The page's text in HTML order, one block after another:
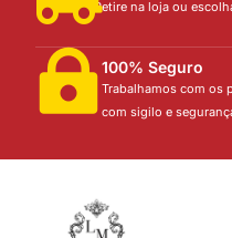
Retire na loja ou
100% Seguro
Trabalhamos com os
com sigilo e